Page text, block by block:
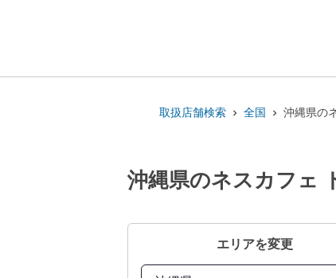
取扱店舗検索 全国 沖縄県の
沖縄県のネスカフェ
エリアを変更